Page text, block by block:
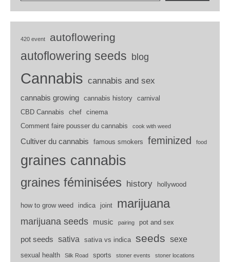
420 event autoflowering
autoflowering seeds blog
Cannabis cannabis and sex
cannabis growing cannabis history carnival
CBD Cannabis
chef cinema
Comment faire pousser du cannabis
cook with weed
Cultiver du cannabis famous smokers feminized food
graines cannabis
graines féminisées history hollywood
how to grow weed indica joint marijuana
marijuana seeds music pairing pot and sex
pot seeds sativa sativa vs indica seeds sexe
sexual health Silk Road sports stoner events stoner locations